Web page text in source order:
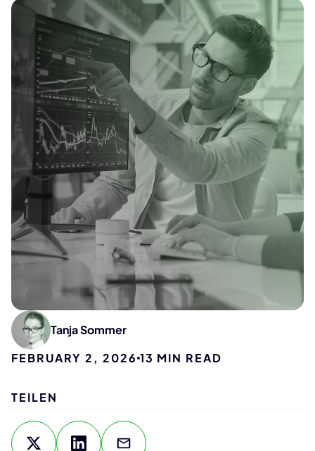
Tanja Sommer
FEBRUARY 2, 2026 13 MIN READ
TEILEN